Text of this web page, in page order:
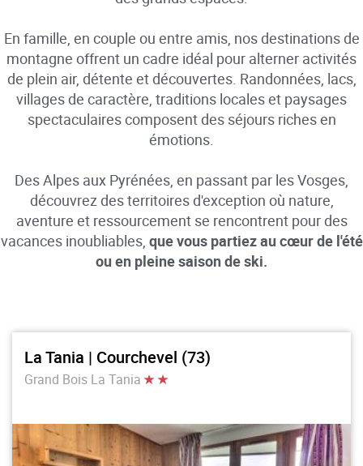
En famille, en couple ou entre amis, nos destinations de
montagne offrent un cadre idéal pour alterner activités
de plein air, détente et découvertes. Randonnées, lacs,
villages de caractère, traditions locales et paysages
spectaculaires composent des séjours riches en
émotions.
Des Alpes aux Pyrénées, en passant par les Vosges,
découvrez des territoires d'exception où nature,
aventure et ressourcement se rencontrent pour des
vacances inoubliables, que vous partiez au cœur de l'été
ou en pleine saison de ski.
La Tania | Courchevel (73)
Grand Bois La Tania